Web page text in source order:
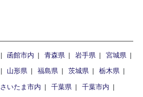
函館市内 青森県 岩手県
宮城県
山形県 福島県 茨城県
栃木県
さいたま市内 千葉県
千葉市内